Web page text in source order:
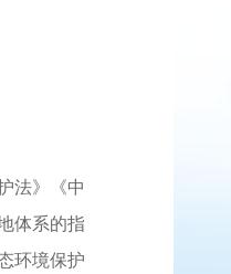
法》《中
体系的指
环境保护